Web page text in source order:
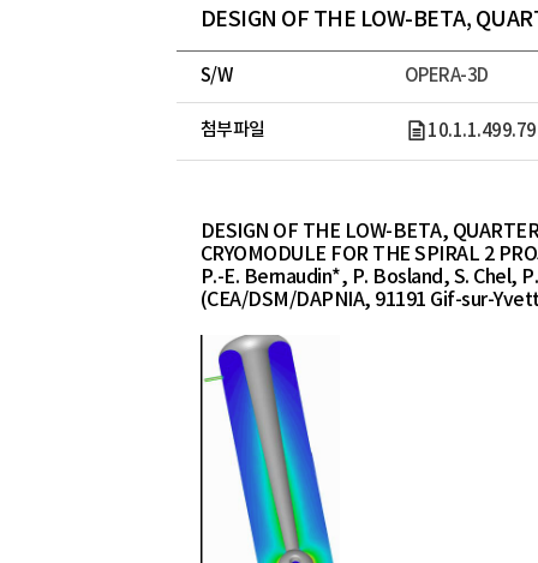
DESIGN OF THE LOW-BETA,
S/W OPERA-3D
첨부파일
DESIGN OF THE LOW-BETA,
CRYOMODULE FOR THE SPIRAL 2
P.-E. Bernaudin*, P. Bosland, S. Chel,
(CEA/DSM/DAPNIA, 91191 Gif-sur-